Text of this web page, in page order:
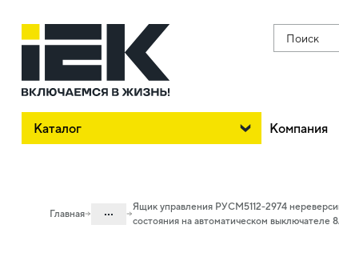
Поиск
Каталог Компания
Главная ...
Ящик управления РУСМ5112-2974
состояния на автоматическом выключателе